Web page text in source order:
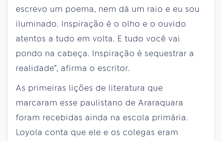
escrevo um poema, nem dá um raio e eu sou
iluminado. Inspiração é o olho e o ouvido
atentos a tudo em volta. E tudo você vai
pondo na cabeça. Inspiração é sequestrar a
realidade”, afirma o escritor.
As primeiras lições de literatura que
marcaram esse paulistano de Araraquara
foram recebidas ainda na escola primária.
Loyola conta que ele e os colegas eram